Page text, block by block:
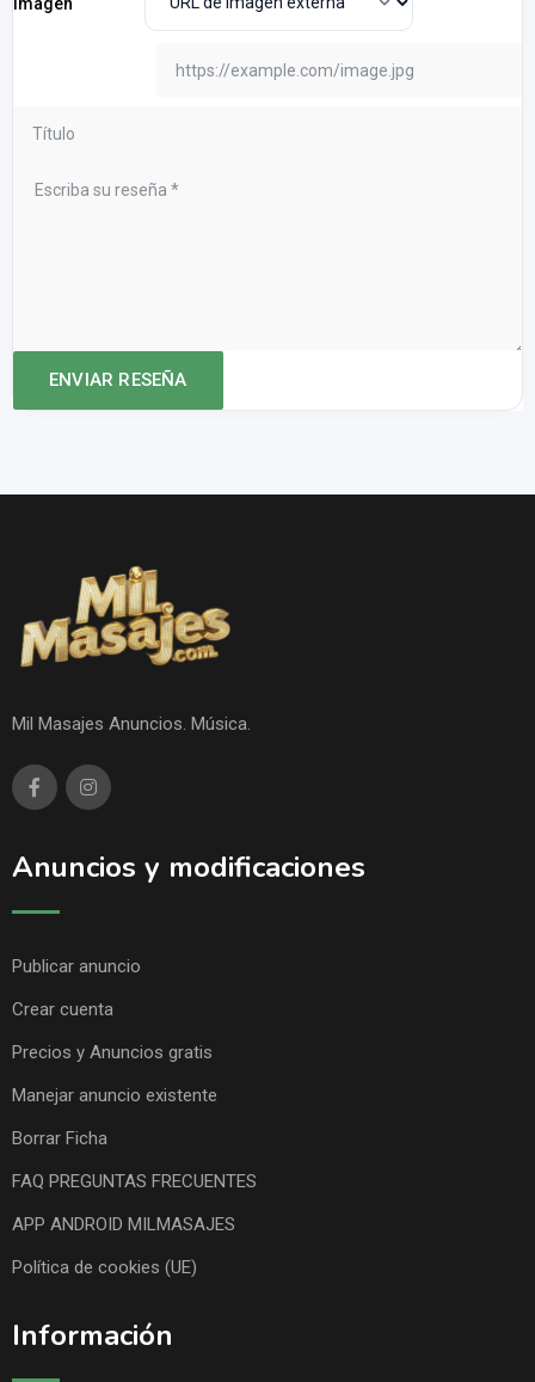
Mil Masajes Anuncios. Música.
Anuncios y modificaciones
Publicar anuncio
Crear cuenta
Precios y Anuncios gratis
Manejar anuncio existente
Borrar Ficha
FAQ PREGUNTAS FRECUENTES
APP ANDROID MILMASAJES
Política de cookies (UE)
Información